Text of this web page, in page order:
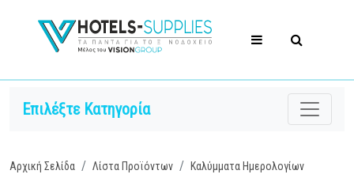
Επιλέξτε Κατηγορία
Αρχική Σελίδα Λίστα Προϊόντων
Καλύμματα Ημερολογίων